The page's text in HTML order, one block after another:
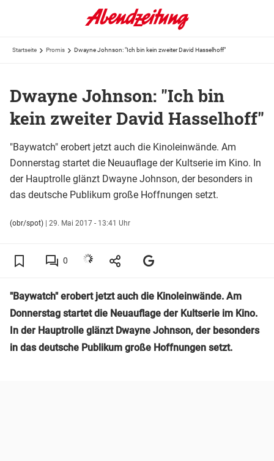
Startseite Promis Dwayne Johnson: "Ich bin kein zweiter David Hasselhoff"
Dwayne Johnson: "Ich bin
kein zweiter David Hasselhoff"
"Baywatch" erobert jetzt auch die Kinoleinwände. Am
Donnerstag startet die Neuauflage der Kultserie im Kino. In
der Hauptrolle glänzt Dwayne Johnson, der besonders in
das deutsche Publikum große Hoffnungen setzt.
(obr/spot) | 29. Mai 2017 - 13:41 Uhr
0
"Baywatch" erobert jetzt auch die Kinoleinwände. Am
Donnerstag startet die Neuauflage der Kultserie im Kino.
In der Hauptrolle glänzt Dwayne Johnson, der besonders
in das deutsche Publikum große Hoffnungen setzt.